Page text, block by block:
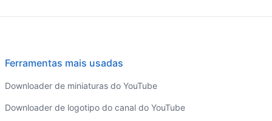
Ferramentas mais usadas
Downloader de miniaturas do YouTube
Downloader de logotipo do canal do YouTube